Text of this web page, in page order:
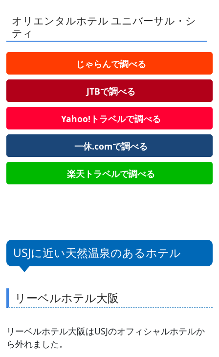
オリエンタルホテル ユニバーサル・シ
ティ
じゃらんで調べる
JTBで調べる
Yahoo!トラベルで調べる
一休.comで調べる
楽天トラベルで調べる
USJに近い天然温泉のあるホテル
リーベルホテル大阪
リーベルホテル大阪はUSJのオフィシャルホテルか
ら外れました。